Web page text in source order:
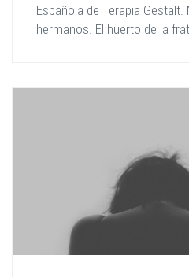
Española de Terapia Gestalt.
hermanos. El huerto de la